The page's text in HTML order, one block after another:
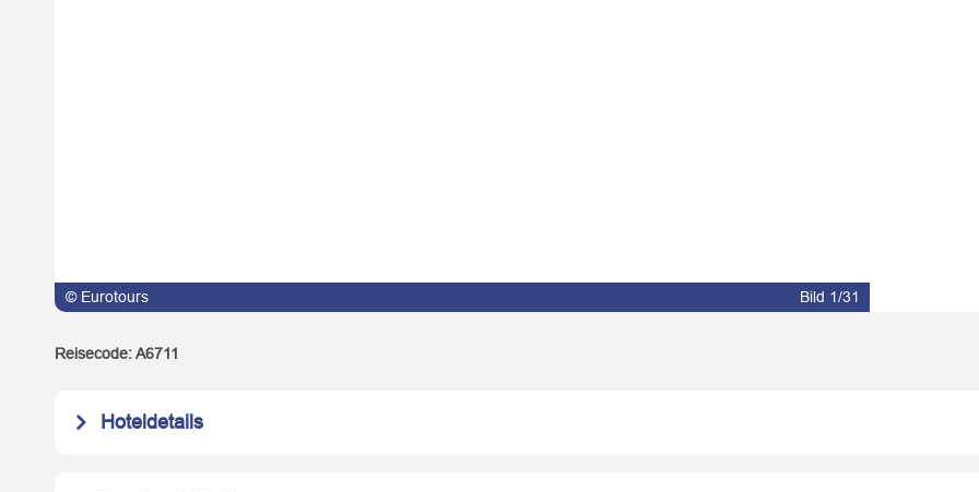
© Eurotours Bild 1/31
© Eurotours Bild 2/31
Reisecode:A6711
Hoteldetails